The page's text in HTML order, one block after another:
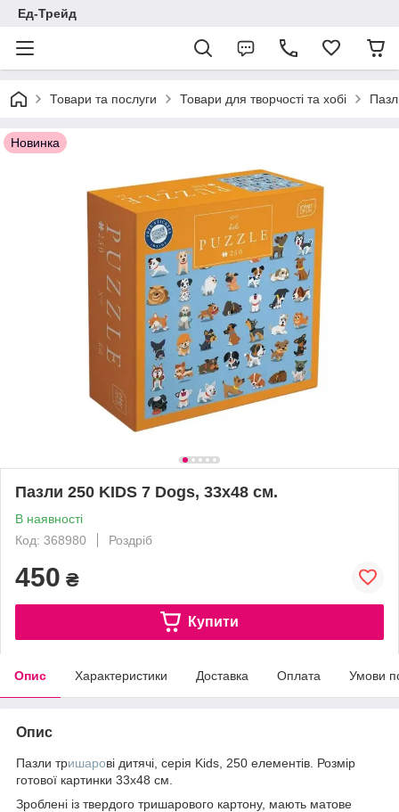
Ед-Трейд
Товари та послуги Товари для творчості та хобі
Новинка
Пазли 250 KIDS 7 Dogs, 33х48 см.
В наявності
Код: 368980
Роздріб
450 ₴
Купити
Опис Характеристики Доставка Оплата Умови
Опис
Пазли тришарові дитячі, серія Kids, 250 елементів. Розмір
готової картинки 33х48 см.
Зроблені із твердого тришарового картону, мають матове